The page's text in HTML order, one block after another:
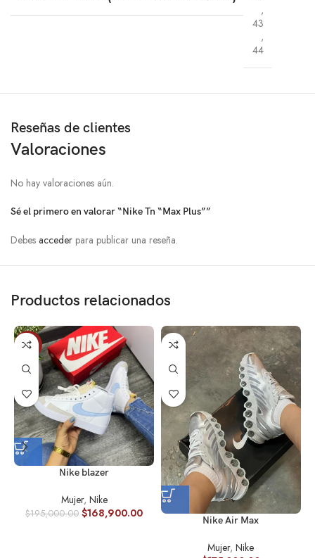
,
43
,
44
Reseñas de clientes
Valoraciones
No hay valoraciones aún.
Sé el primero en valorar “Nike Tn “Max Plus””
Debesacceder para publicar una reseña.
Productos relacionados
-13%
Nike blazer
Mujer, Nike
$195,000.00 $168,900.00
Nike Air Max
Mujer,Nike